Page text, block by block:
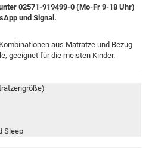
02571-919499-0 (Mo-Fr 9-18 Uhr)
und Signal.
aus Matratze und Bezug
geeignet für die meisten Kinder.
Sleep